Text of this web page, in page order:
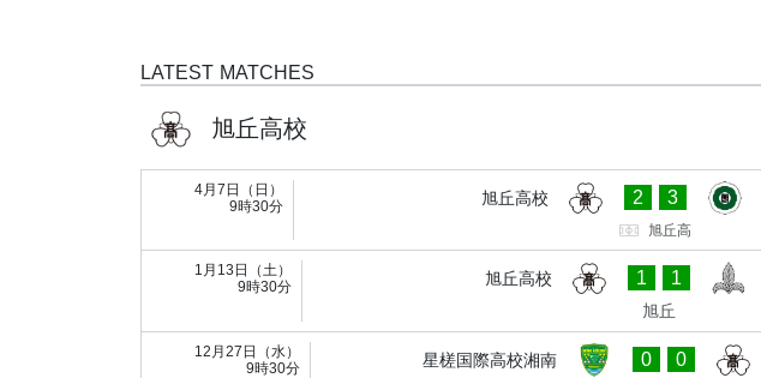
LATEST MATCHES
旭丘高校
4月7日（日）
9時30分
旭丘高校 2 3
旭丘高
1月13日（土）
9時30分
旭丘高校 1 1
旭丘
12月27日（水）
9時30分
星槎国際高校湘南 0 0